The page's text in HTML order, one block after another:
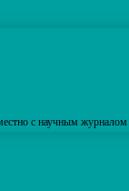
с научным журналом